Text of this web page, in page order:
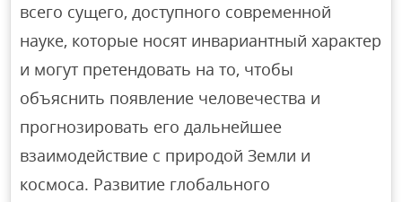
всего сущего, доступного современной
науке, которые носят инвариантный характер
и могут претендoвать на то, чтобы
объяснить появление человечества и
прогнозировать его дальнейшее
взаимодействие с природой Земли и
космоса. Развитие глобального